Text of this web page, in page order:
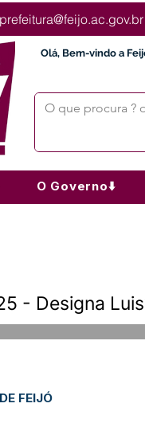
prefeitura@feijo.ac.gov.br
Olá, Bem-vindo a
O Governo⬇️
- Designa
FEIJÓ